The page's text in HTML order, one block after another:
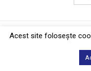
Politica
Acest site foloseşte